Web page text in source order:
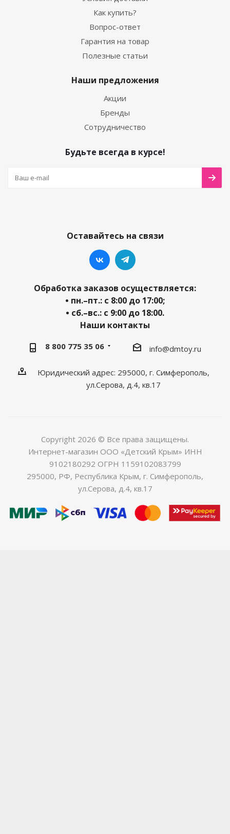
Как купить?
Вопрос-ответ
Гарантия на товар
Полезные статьи
Наши предложения
Акции
Бренды
Сотрудничество
Будьте всегда в курсе!
Оставайтесь на связи
Обработка заказов осуществляется:
• пн.–пт.: с 8:00 до 17:00;
• сб.–вс.: с 9:00 до 18:00.
Наши контакты
8 800 775 35 06 info@dmtoy.ru
Юридический адрес: 295000, г. Симферополь,
ул.Серова, д.4, кв.17
Copyright 2026 © Все права защищены.
Интернет-магазин ООО «Детский Крым» ИНН
9102180292 ОГРН 1159102083799
295000, РФ, Республика Крым, г. Симферополь,
ул.Серова, д.4, кв.17